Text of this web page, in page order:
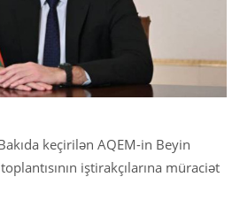
keçirilən AQEM-in Beyin
iştirakçılarına müraciət